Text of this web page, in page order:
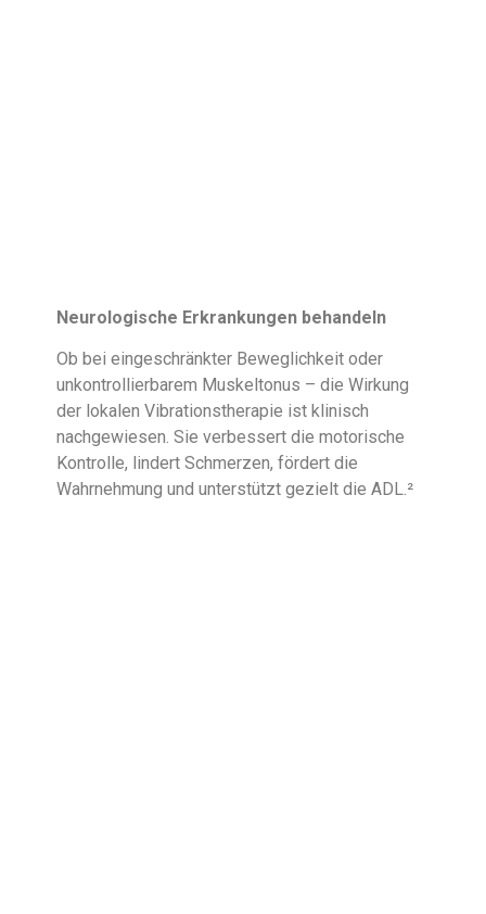
Neurologische Erkrankungen behandeln
Ob bei eingeschränkter Beweglichkeit oder
unkontrollierbarem Muskeltonus – die Wirkung
der lokalen Vibrationstherapie ist klinisch
nachgewiesen. Sie verbessert die motorische
Kontrolle, lindert Schmerzen, fördert die
Wahrnehmung und unterstützt gezielt die ADL.²